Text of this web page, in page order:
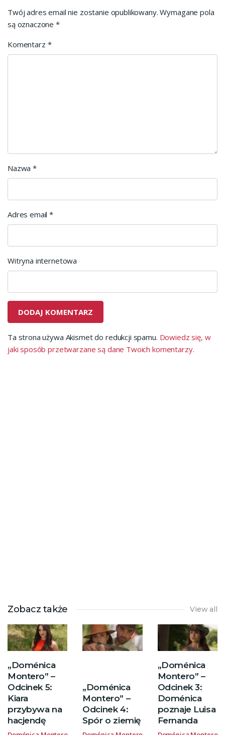
Twój adres email nie zostanie opublikowany. Wymagane pola
są oznaczone*
Komentarz *
Nazwa*
Adres email*
Witryna internetowa
Ta strona używa Akismet do redukcji spamu. Dowiedz się, w
jaki sposób przetwarzane są dane Twoich komentarzy.
Zobacz także View all
„Doménica
Montero” –
Odcinek 5:
Kiara
przybywa na
hacjendę
„Doménica
Montero” –
Odcinek 4:
Spór o ziemię
„Doménica
Montero” –
Odcinek 3:
Doménica
poznaje Luisa
Fernanda